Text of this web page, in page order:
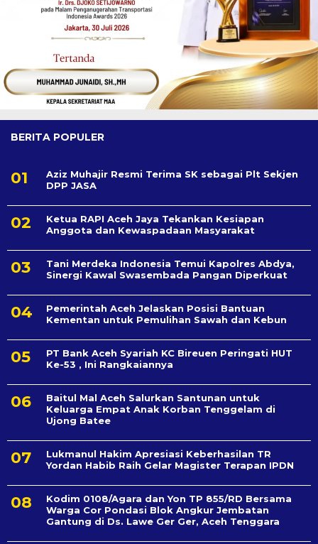
BERITA POPULER
Aziz Muhajir Resmi Terima SK sebagai Plt Sekjen
DPP JASA
Ketua RAPI Aceh Jaya Tekankan Kesiapan
Anggota dan Kewaspadaan Masyarakat
Tani Merdeka Indonesia Temui Kapolres Abdya,
Sinergi Kawal Swasembada Pangan Diperkuat
Pemerintah Aceh Jelaskan Posisi Bantuan
Kementan untuk Pemulihan Sawah dan Kebun
PT Bank Aceh Syariah KC Bireuen Peringati HUT
Ke-53 , Ini Rangkaiannya
Baitul Mal Aceh Salurkan Santunan untuk
Keluarga Empat Anak Korban Tenggelam di
Ujong Batee
Lukmanul Hakim Apresiasi Keberhasilan TR
Yordan Habib Raih Gelar Magister Terapan IPDN
Kodim 0108/Agara dan Yon TP 855/RD Bersama
Warga Cor Pondasi Blok Angkur Jembatan
Gantung di Ds. Lawe Ger Ger, Aceh Tenggara